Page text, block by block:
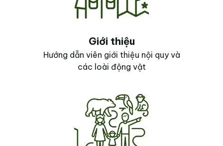
Giới thiệu
Hướng dẫn viên giới thiệu nội quy và
các loài động vật